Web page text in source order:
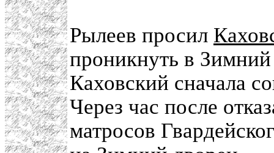
Рылеев просил
проникнуть в
Каховский сначала
Через час после
матросов